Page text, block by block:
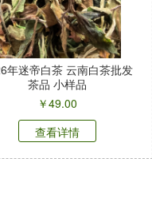
年迷帝白茶 云南白茶批发
茶品 小样品
￥49.00
查看详情